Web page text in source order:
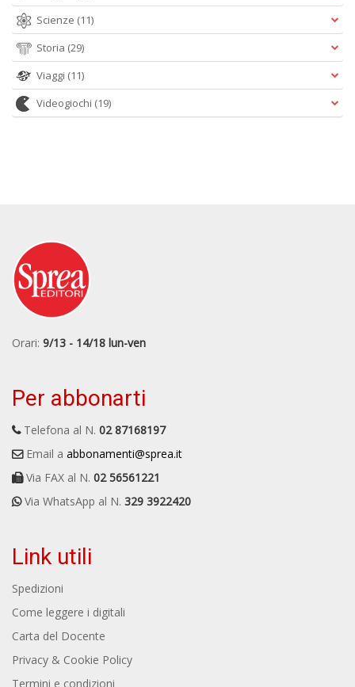
Scienze (11)
Storia (29)
Viaggi (11)
Videogiochi (19)
Orari: 9/13 - 14/18 lun-ven
Per abbonarti
Telefona al N. 02 87168197
Email a abbonamenti@sprea.it
Via FAX al N. 02 56561221
Via WhatsApp al N. 329 3922420
Link utili
Spedizioni
Come leggere i digitali
Carta del Docente
Privacy & Cookie Policy
Termini e condizioni